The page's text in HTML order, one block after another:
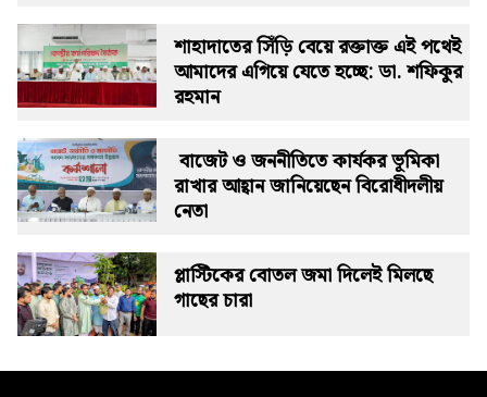
শাহাদাতের সিঁড়ি বেয়ে রক্তাক্ত এই পথেই
আমাদের এগিয়ে যেতে হচ্ছে: ডা. শফিকুর
রহমান
বাজেট ও জননীতিতে কার্যকর ভূমিকা
রাখার আহ্বান জানিয়েছেন বিরোধীদলীয়
নেতা
প্লাস্টিকের বোতল জমা দিলেই মিলছে
গাছের চারা